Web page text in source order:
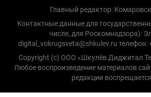
Главный редактор:
Контактные данные для
числе, для Роскомнадзора):
digital_vokrugsveta@shkulev.ru телефон:
Copyright (с) ООО «Шкулёв Диджитал
Любое воспроизведение материалов
редакции